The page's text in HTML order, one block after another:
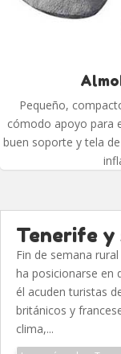
Pequeño,
cómodo apoyo para
buen soporte y tela
Tenerife y
Fin de semana
ha posicionarse en
él acuden turistas
británicos y
clima,...